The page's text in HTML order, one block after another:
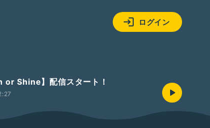
ログイン
or Shine】配信スタート！